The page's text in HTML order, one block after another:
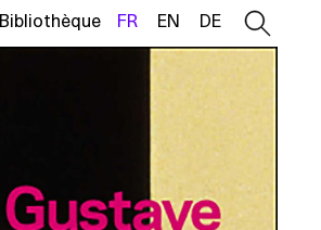
Bibliothèque FR EN DE